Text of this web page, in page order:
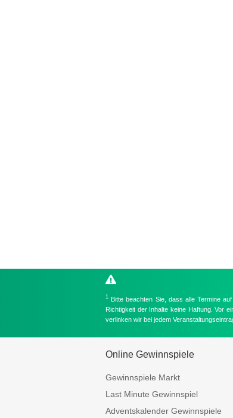
1 Bitte beachten Sie, dass alle Termine
Richtigkeit der Inhalte keine Haftung. Vor
verlinken wir bei jedem
Online Gewinnspiele
Gewinnspiele Markt
Last Minute Gewinnspiel
Adventskalender Gewinnspiele